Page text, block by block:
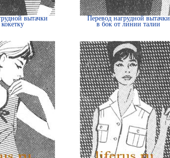
вытачки
Перевод нагрудной вытачки
в бок от линии талии